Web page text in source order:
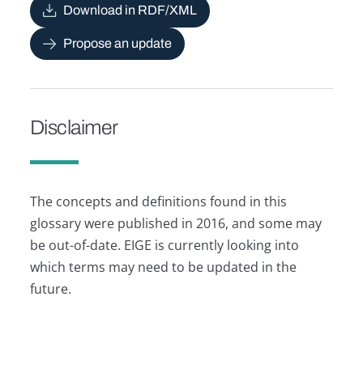
Download in RDF/XML
Propose an update
Disclaimer
The concepts and definitions found in this
glossary were published in 2016, and some may
be out-of-date. EIGE is currently looking into
which terms may need to be updated in the
future.